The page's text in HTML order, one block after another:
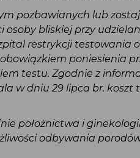
pozbawianych lub
osoby bliskiej przy
restrykcji testowania
poniesienia
testu. Zgodnie z
w dniu 29 lipca br. koszt
położnictwa i
odbywania